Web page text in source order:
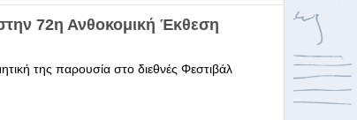
72η Ανθοκομική Έκθεση
της παρουσία στο διεθνές Φεστιβάλ